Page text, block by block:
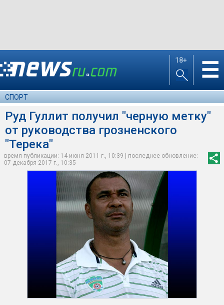
18+ ☰
СПОРТ
Руд Гуллит получил "черную метку"
от руководства грозненского
"Терека"
время публикации: 14 июня 2011 г., 10:39 | последнее обновление:
07 декабря 2017 г., 10:35